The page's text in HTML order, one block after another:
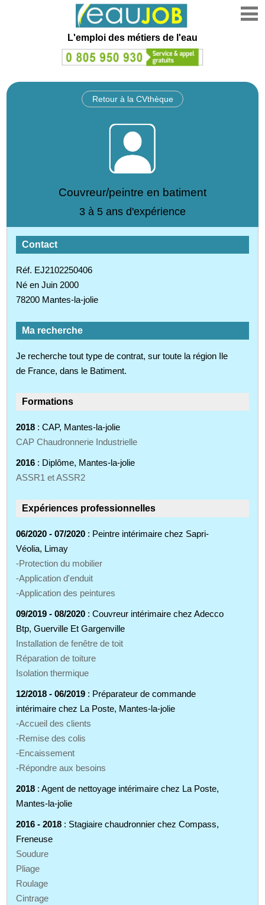
L'emploi des métiers de l'eau
Retour à la CVthèque
Couvreur/peintre en batiment
3 à 5 ans d'expérience
Contact
Réf. EJ2102250406
Né en Juin 2000
78200 Mantes-la-jolie
Ma recherche
Je recherche tout type de contrat, sur toute la région Ile
de France, dans le Batiment.
Formations
2018 : CAP, Mantes-la-jolie
CAP Chaudronnerie Industrielle
2016 : Diplôme, Mantes-la-jolie
ASSR1 et ASSR2
Expériences professionnelles
06/2020 - 07/2020 : Peintre intérimaire chez Sapri-
Véolia, Limay
-Protection du mobilier
-Application d'enduit
-Application des peintures
09/2019 - 08/2020 : Couvreur intérimaire chez Adecco
Btp, Guerville Et Gargenville
Installation de fenêtre de toit
Réparation de toiture
Isolation thermique
12/2018 - 06/2019 : Préparateur de commande
intérimaire chez La Poste, Mantes-la-jolie
-Accueil des clients
-Remise des colis
-Encaissement
-Répondre aux besoins
2018 : Agent de nettoyage intérimaire chez La Poste,
Mantes-la-jolie
2016 - 2018 : Stagiaire chaudronnier chez Compass,
Freneuse
Soudure
Pliage
Roulage
Cintrage